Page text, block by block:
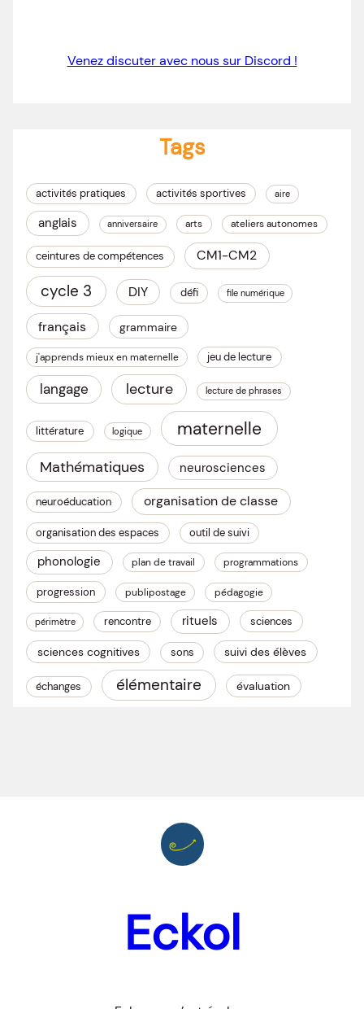
Venez discuter avec nous sur Discord !
Tags
activités pratiques activités sportives aire
anglais anniversaire arts ateliers autonomes
ceintures de compétences CM1-CM2
cycle 3 DIY défi file numérique
français grammaire
j'apprends mieux en maternelle jeu de lecture
langage lecture lecture de phrases
littérature logique maternelle
Mathématiques neurosciences
neuroéducation organisation de classe
organisation des espaces outil de suivi
phonologie plan de travail programmations
progression publipostage pédagogie
périmètre rencontre rituels sciences
sciences cognitives sons suivi des élèves
échanges élémentaire évaluation
Eckol